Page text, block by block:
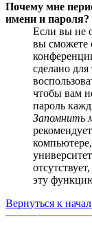
Почему мне
имени и пароля?
Если вы не
вы сможете
сделано
чтобы вам
пароль
Запомнить
эту
Вернуться к